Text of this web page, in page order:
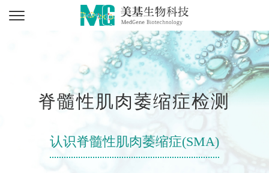
脊髓性肌肉萎缩症检测
认识脊髓性肌肉萎缩症(SMA)